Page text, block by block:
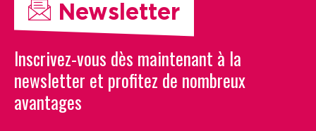
Newsletter
Inscrivez-vous dès maintenant à la
newsletter et profitez de nombreux
avantages